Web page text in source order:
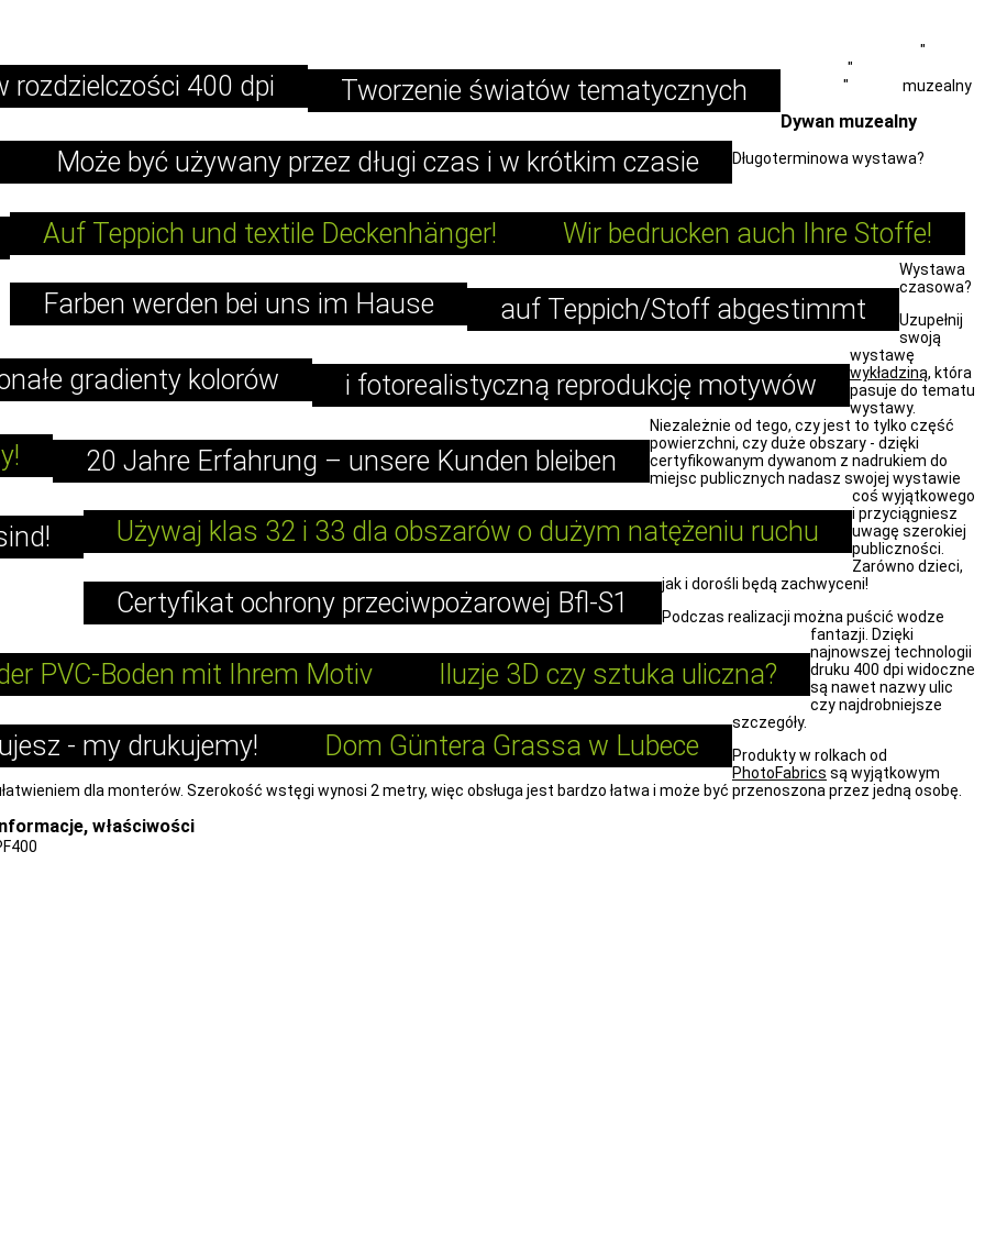
rozdzielczości 400 dpi Tworzenie światów tematycznych
Może być używany przez długi czas i w krótkim czasie
Auf Teppich und textile Deckenhänger! Wir bedrucken auch Ihre Stoffe!
Farben werden bei uns im Hause auf Teppich/Stoff abgestimmt
gradienty kolorów i fotorealistyczną reprodukcję motywów
20 Jahre Erfahrung – unsere Kunden bleiben
Używaj klas 32 i 33 dla obszarów o dużym natężeniu ruchu
Certyfikat ochrony przeciwpożarowej Bfl-S1
PVC-Boden mit Ihrem Motiv Iluzje 3D czy sztuka uliczna?
- my drukujemy! Dom Güntera Grassa w Lubece
"
"
" muzealny
Dywan muzealny
Długoterminowa wystawa?
Wystawa
czasowa?
Uzupełnij
swoją
wystawę
wykładziną, która
pasuje do tematu
wystawy.
Niezależnie od tego, czy jest to tylko część
powierzchni, czy duże obszary - dzięki
certyfikowanym dywanom z nadrukiem do
miejsc publicznych nadasz swojej wystawie
coś wyjątkowego
i przyciągniesz
uwagę szerokiej
publiczności.
Zarówno dzieci,
jak i dorośli będą zachwyceni!
Podczas realizacji można puścić wodze
fantazji. Dzięki
najnowszej technologii
druku 400 dpi widoczne
są nawet nazwy ulic
czy najdrobniejsze
szczegóły.
Produkty w rolkach od
PhotoFabrics są wyjątkowym
dla monterów. Szerokość wstęgi wynosi 2 metry, więc obsługa jest bardzo łatwa i może być przenoszona przez jedną osobę.
właściwości